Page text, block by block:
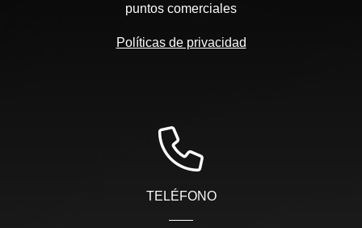
puntos comerciales
Políticas de privacidad
TELÉFONO